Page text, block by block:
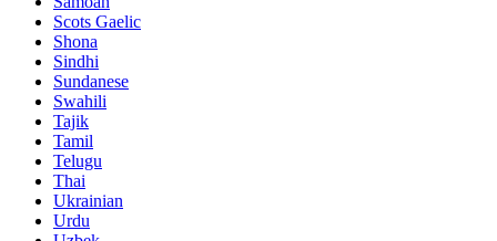
Scots Gaelic
Shona
Sindhi
Sundanese
Swahili
Tajik
Tamil
Telugu
Thai
Ukrainian
Urdu